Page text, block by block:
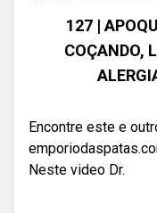
127 |
COÇANDO,
Encontre este e
Neste video Dr.